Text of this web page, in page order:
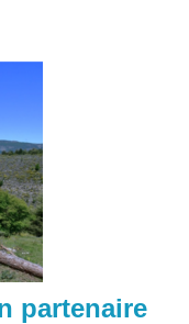
partenaire